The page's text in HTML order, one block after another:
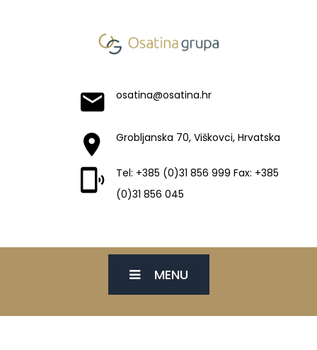
osatina@osatina.hr
Grobljanska 70, Viškovci, Hrvatska
Tel: +385 (0)31 856 999 Fax: +385
(0)31 856 045
MENU